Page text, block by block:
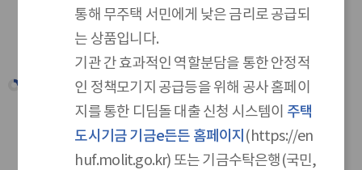
이상 가구 70백만원, 신혼가구 85백만원 이하)
소득심사 방법 안내
자산요건
대출신청인 및 배우자의 합산 순자산 가액이 5.11억원
통해 무주택 서민에게 낮은 금리로 공급되
는 상품입니다.
기관 간 효과적인 역할분담을 통한 안정적
인 정책모기지 공급등을 위해 공사 홈페이
지를 통한 디딤돌 대출 신청 시스템이 주택
도시기금 기금e든든 홈페이지 (https://en
huf.molit.go.kr) 또는 기금수탁은행(국민,